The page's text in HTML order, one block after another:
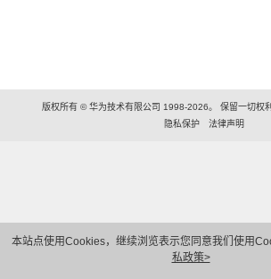
本站点使用Cookies，继续浏览表示您同意我们使用
私政策>
版权所有 © 华为技术有限公司 1998-2026。 保留一切权
隐私保护
法律声明